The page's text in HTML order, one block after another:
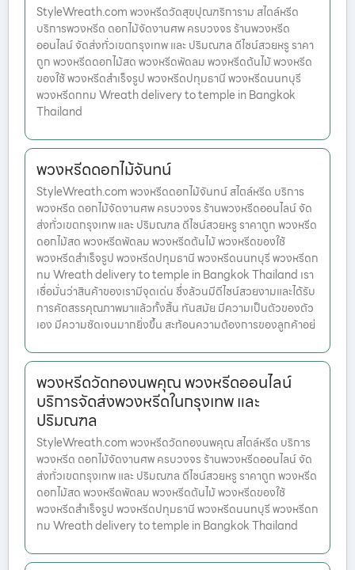
StyleWreath.com พวงหรีดวัดสุขปุณฑริการาม สไตล์หรีด
บริการพวงหรีด ดอกไม้จัดงานศพ ครบวงจร ร้านพวงหรีด
ออนไลน์ จัดส่งทั่วเขตกรุงเทพ และ ปริมณฑล ดีไซน์สวยหรู ราคา
ถูก พวงหรีดดอกไม้สด พวงหรีดพัดลม พวงหรีดต้นไม้ พวงหรีด
ของใช้ พวงหรีดสำเร็จรูป พวงหรีดปทุมธานี พวงหรีดนนทบุรี
พวงหรีดกทม Wreath delivery to temple in Bangkok
Thailand
พวงหรีดดอกไม้จันทน์
StyleWreath.com พวงหรีดดอกไม้จันทน์ สไตล์หรีด บริการ
พวงหรีด ดอกไม้จัดงานศพ ครบวงจร ร้านพวงหรีดออนไลน์ จัด
ส่งทั่วเขตกรุงเทพ และ ปริมณฑล ดีไซน์สวยหรู ราคาถูก พวงหรีด
ดอกไม้สด พวงหรีดพัดลม พวงหรีดต้นไม้ พวงหรีดของใช้
พวงหรีดสำเร็จรูป พวงหรีดปทุมธานี พวงหรีดนนทบุรี พวงหรีดก
ทม Wreath delivery to temple in Bangkok Thailand เรา
เชื่อมั่นว่าสินค้าของเรามีจุดเด่น ซึ่งล้วนมีดีไซน์สวยงามและได้รับ
การคัดสรรคุณภาพมาแล้วทั้งสิ้น ทันสมัย มีความเป็นตัวของตัว
เอง มีความชัดเจนมากยิ่งขึ้น สะท้อนความต้องการของลูกค้าอย่
พวงหรีดวัดทองนพคุณ พวงหรีดออนไลน์
บริการจัดส่งพวงหรีดในกรุงเทพ และ
ปริมณฑล
StyleWreath.com พวงหรีดวัดทองนพคุณ สไตล์หรีด บริการ
พวงหรีด ดอกไม้จัดงานศพ ครบวงจร ร้านพวงหรีดออนไลน์ จัด
ส่งทั่วเขตกรุงเทพ และ ปริมณฑล ดีไซน์สวยหรู ราคาถูก พวงหรีด
ดอกไม้สด พวงหรีดพัดลม พวงหรีดต้นไม้ พวงหรีดของใช้
พวงหรีดสำเร็จรูป พวงหรีดปทุมธานี พวงหรีดนนทบุรี พวงหรีดก
ทม Wreath delivery to temple in Bangkok Thailand